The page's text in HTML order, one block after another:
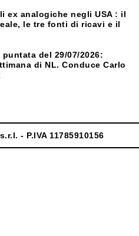
ex analogiche negli USA : il
le tre fonti di ricavi e il
del 29/07/2026:
di NL. Conduce Carlo
- P.IVA 11785910156